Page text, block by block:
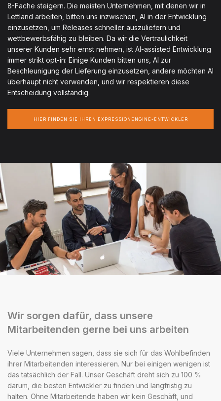
8-Fache steigern. Die meisten Unternehmen, mit denen wir in
Lettland arbeiten, bitten uns inzwischen, AI in der Entwicklung
einzusetzen, um Releases schneller auszuliefern und
wettbewerbsfähig zu bleiben. Da wir die Vertraulichkeit
unserer Kunden sehr ernst nehmen, ist AI-assisted Entwicklung
immer strikt opt-in: Einige Kunden bitten uns, AI zur
Beschleunigung der Lieferung einzusetzen, andere möchten AI
überhaupt nicht verwenden, und wir respektieren diese
Entscheidung vollständig.
HIER FINDEN SIE IHREN EXPRESSIONENGINE-ENTWICKLER
Wir sorgen dafür, dass unsere
Mitarbeitenden gerne bei uns arbeiten
Viele Unternehmen sagen, dass sie sich für das Wohlbefinden
ihrer Mitarbeitenden interessieren. Nur bei einigen wenigen ist
das tatsächlich der Fall. Unser Geschäft dreht sich zu 100 %
darum, die besten Entwickler zu finden und langfristig zu
halten. Ohne Mitarbeitende haben wir kein Geschäft, und